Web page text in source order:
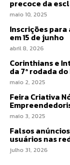
precoce da
maio 10, 2025
Inscrições para
em 15 de junho
abril 8, 2026
Corinthians e
da 7ª rodada
maio 2, 2025
Feira Criativa
maio 3, 2025
Falsos
usuários nas
julho 31, 2026